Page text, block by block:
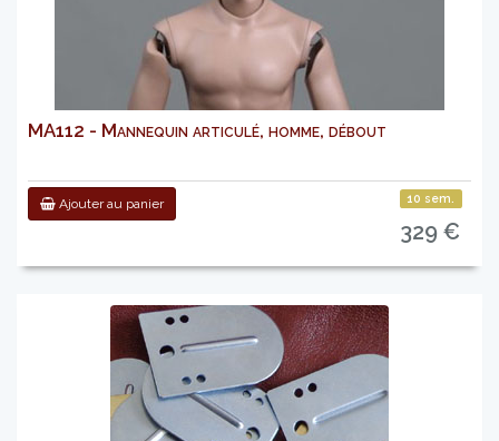
MA112 - Mannequin articulé, homme, débout
Ajouter au panier 10 sem.
329 €